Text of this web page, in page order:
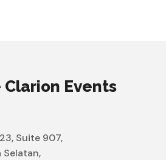
Clarion Events
Suite 907,
Selatan,